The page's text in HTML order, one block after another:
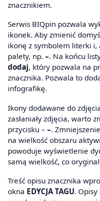
znacznikiem.
Serwis BIQpin pozwala
ikonek. Aby zmienić
ikonę z symbolem literki
palety, np. –. Na końcu
dodaj, który pozwala na
znacznika. Pozwala to
infografikę.
Ikony dodawane do
zasłaniały zdjęcia, warto
przycisku – –.
na wielkość obszaru
powoduje wyświetlenie
samą wielkość, co
Treść opisu znacznika
okna EDYCJA TAGU.